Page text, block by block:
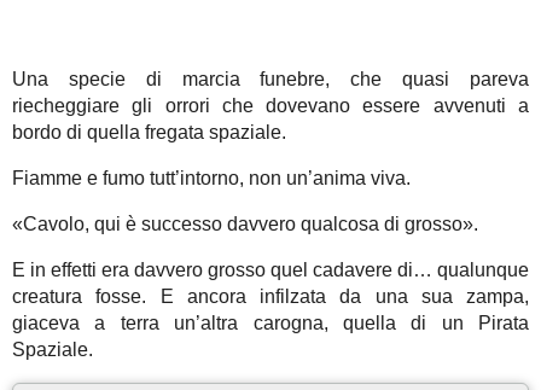
Una specie di marcia funebre, che quasi pareva
riecheggiare gli orrori che dovevano essere avvenuti a
bordo di quella fregata spaziale.
Fiamme e fumo tutt’intorno, non un’anima viva.
«Cavolo, qui è successo davvero qualcosa di grosso».
E in effetti era davvero grosso quel cadavere di… qualunque
creatura fosse. E ancora infilzata da una sua zampa,
giaceva a terra un’altra carogna, quella di un Pirata
Spaziale.